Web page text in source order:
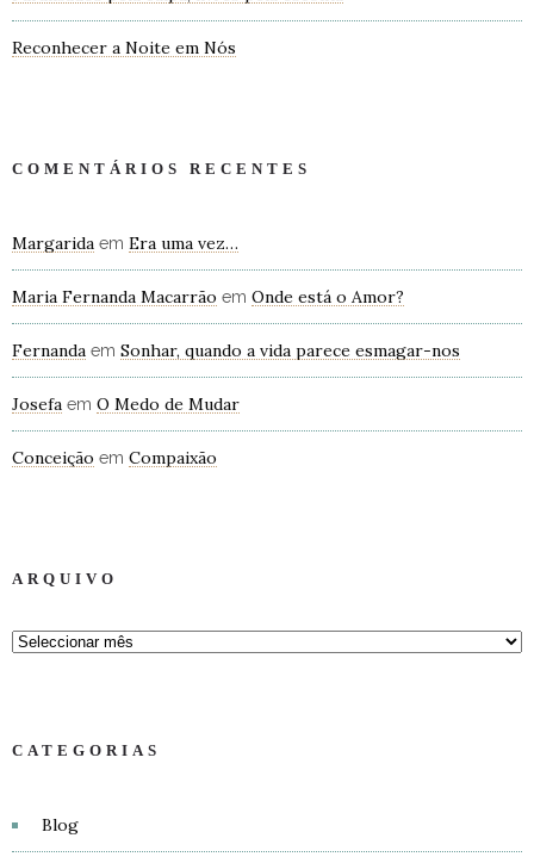
Reconhecer a Noite em Nós
COMENTÁRIOS RECENTES
Margarida em Era uma vez…
Maria Fernanda Macarrão em Onde está o Amor?
Fernanda em Sonhar, quando a vida parece esmagar-nos
Josefa em O Medo de Mudar
Conceição em Compaixão
ARQUIVO
CATEGORIAS
Blog